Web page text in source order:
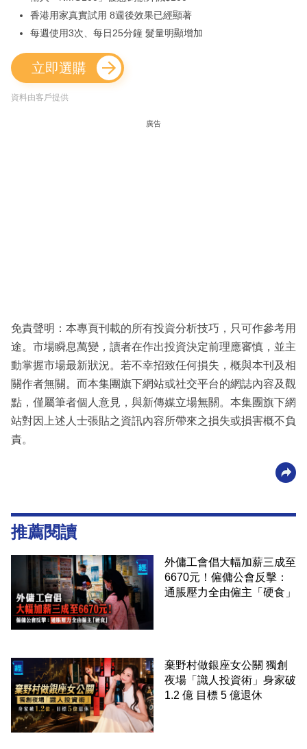
香港用家真實試用 8週後效果已經顯著
每週使用3次、每日25分鐘 髮量明顯增加
立即選購
資料由客戶提供
廣告
免責聲明：本專頁刊載的所有投資分析技巧，只可作參考用
途。市場瞬息萬變，讀者在作出投資決定前理應審慎，並主
動掌握市場最新狀況。若不幸招致任何損失，概與本刊及相
關作者無關。而本集團旗下網站或社交平台的網誌內容及觀
點，僅屬筆者個人意見，與新傳媒立場無關。本集團旗下網
站對因上述人士張貼之資訊內容所帶來之損失或損害概不負
責。
推薦閱讀
外傭工會倡大幅加薪三成至
6670元！僱傭公會反擊：
通脹壓力全由僱主「硬食」
棄野村做銀座女公關 獨創
夜場「識人投資術」身家破
1.2 億 目標 5 億退休